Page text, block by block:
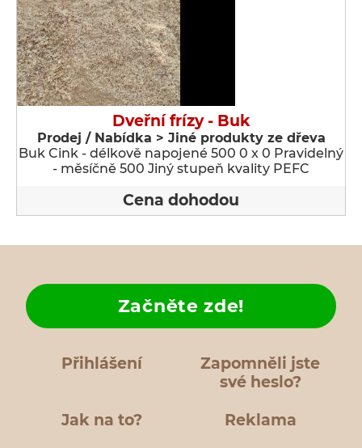
Dveřní frízy - Buk
Prodej / Nabídka > Jiné produkty ze dřeva
Buk Cink - délkově napojené 500 0 x 0 Pravidelný
- měsíčně 500 Jiný stupeň kvality PEFC
Cena dohodou
Přihlášení
Zapomněli jste
své heslo?
Jak na to?
Začněte zde!
Reklama